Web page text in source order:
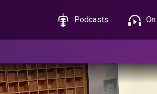
Podcasts